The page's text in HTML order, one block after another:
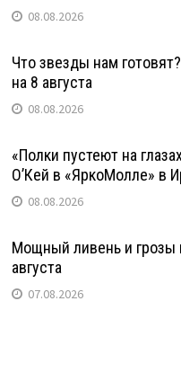
08.08.2026
Что звезды нам
на 8 августа
08.08.2026
«Полки пустеют на
О’Кей в «ЯркоМолле» в
08.08.2026
Мощный ливень и грозы
августа
07.08.2026